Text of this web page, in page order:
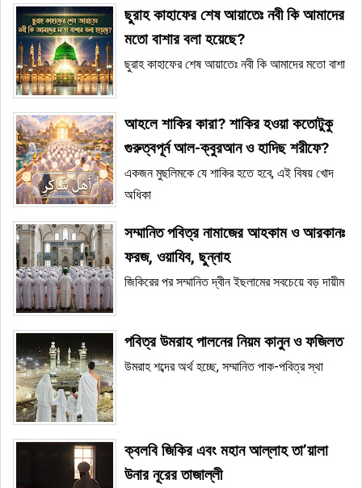
ছুরাহ কাহাফের শেষ আয়াতেঃ নবী কি আমাদের
মতো বাশার বলা হয়েছে?
ছুরাহ কাহাফের শেষ আয়াতেঃ নবী কি আমাদের মতো বাশা
আহলে শাকির কারা? শাকির হওয়া কতোটুকু
গুরুত্বপূর্ন আল-ক্বুরআন ও হাদিছ শরীফে?
একজন মুছলিমকে যে শাকির হতে হবে, এই বিষয় খোদ
অধিকা
সম্মানিত পবিত্র নামাজের আহকাম ও আরকানঃ
ফরজ, ওয়াযিব, ছুন্নাহ
জিকিরের পর সম্মানিত দ্বীন ইছলামের সবচেয়ে বড় দায়ীম
পবিত্র উমরাহ পালনের নিয়ম কানুন ও ফজিলত
উমরাহ শব্দের অর্থ হচ্ছে, সম্মানিত পাক-পবিত্র স্থা
ক্বলবি জিকির এবং মহান আল্লাহ তা’য়ালা
উনার নূরের তাজাল্লী